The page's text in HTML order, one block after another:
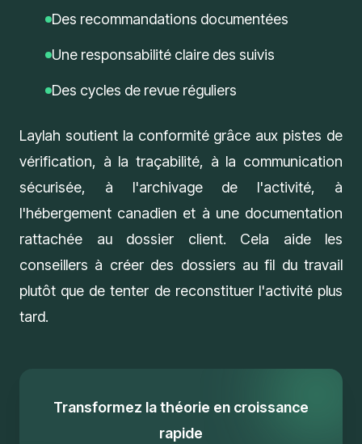
Des recommandations documentées
Une responsabilité claire des suivis
Des cycles de revue réguliers
Laylah soutient la conformitégrâce aux pistes de
vérification, à la traçabilité, à la communication
sécurisée, à l'archivage de l'activité, à
l'hébergement canadien et à une documentation
rattachée au dossier client. Cela aide les
conseillers à créer des dossiers au fil du travail
plutôt que de tenter de reconstituer l'activité plus
tard.
Transformez la théorie en croissance
rapide